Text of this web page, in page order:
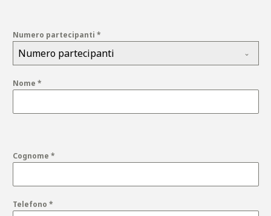
Numero partecipanti *
Numero partecipanti
Nome *
Cognome *
Telefono *